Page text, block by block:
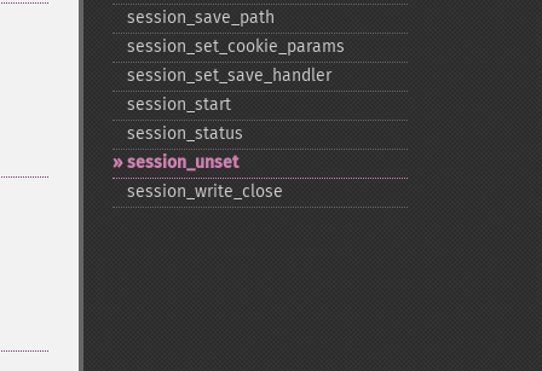
session_​save_​path
session_​set_​cookie_​params
session_​set_​save_​handler
session_​start
session_​status
session_​unset
session_​write_​close